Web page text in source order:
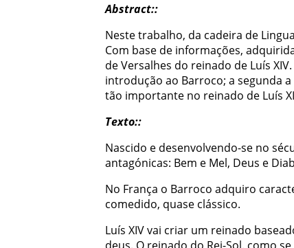
Abstract::
Nestetrabalho, da cadeira de
Com base de informações,
deVersalhes do reinado de Luís XIV.
introdução ao Barroco; a segunda a
tão importante no reinado de Luís
Texto::
Nascido e desenvolvendo-se no
antagónicas: Bem e Mel, Deus e
No França o Barroco adquiro
comedido, quase clássico.
Luís XIVvai criar um reinado
deus. O reinado do Rei-Sol, como se